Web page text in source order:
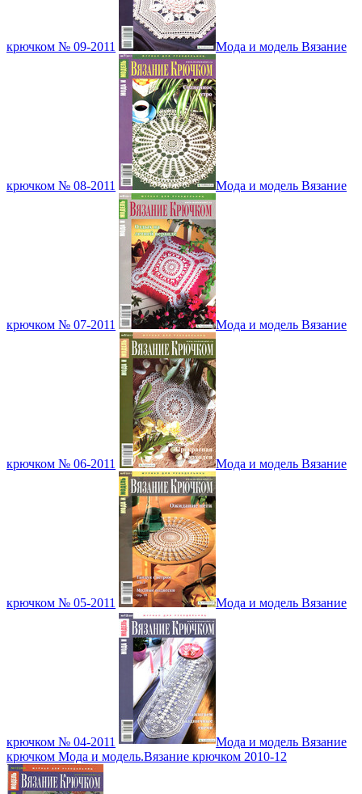
крючком № 09-2011 Мода и модель Вязание
крючком № 08-2011 Мода и модель Вязание
крючком № 07-2011 Мода и модель Вязание
крючком № 06-2011 Мода и модель Вязание
крючком № 05-2011 Мода и модель Вязание
крючком № 04-2011
Мода и модель Вязание
крючком Мода и модель.Вязание крючком 2010-12